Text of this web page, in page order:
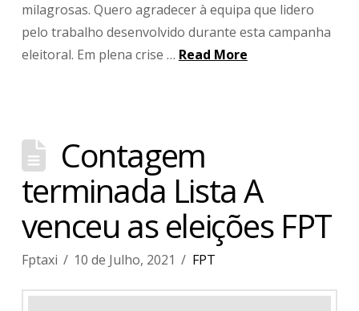
milagrosas. Quero agradecer à equipa que lidero
pelo trabalho desenvolvido durante esta campanha
eleitoral. Em plena crise … Read More
Contagem
terminada Lista A
venceu as eleições FPT
Fptaxi 10 de Julho, 2021 FPT